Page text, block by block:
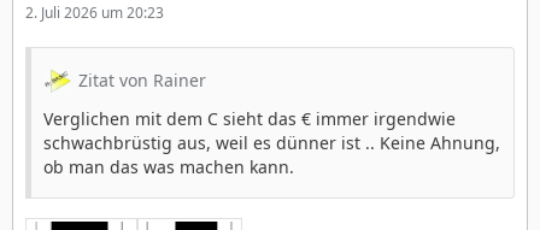
2. Juli 2026 um 20:23
Zitat von Rainer
Verglichen mit dem C sieht das € immer irgendwie
schwachbrüstig aus, weil es dünner ist .. Keine Ahnung,
ob man das was machen kann.